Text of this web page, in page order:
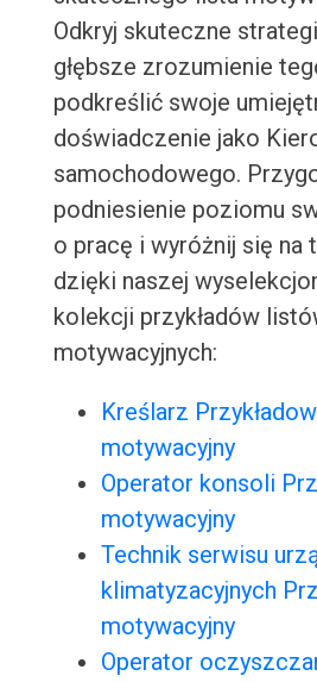
Odkryj skuteczne
głębsze zrozumienie
podkreślić swoje
doświadczenie jako
samochodowego.
podniesienie poziomu
o pracę i wyróżnij się na
dzięki naszej
kolekcji przykładów
motywacyjnych:
Kreślarz
motywacyjny
Operator konsoli
motywacyjny
Technik serwisu
klimatyzacyjnych
motywacyjny
Operator